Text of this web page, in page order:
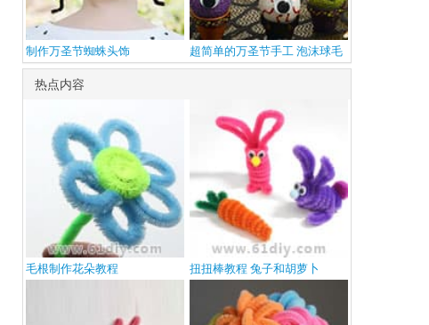
制作万圣节蜘蛛头饰
超简单的万圣节手工 泡沫球毛
根
热点内容
毛根制作花朵教程 扭扭棒教程 兔子和胡萝卜